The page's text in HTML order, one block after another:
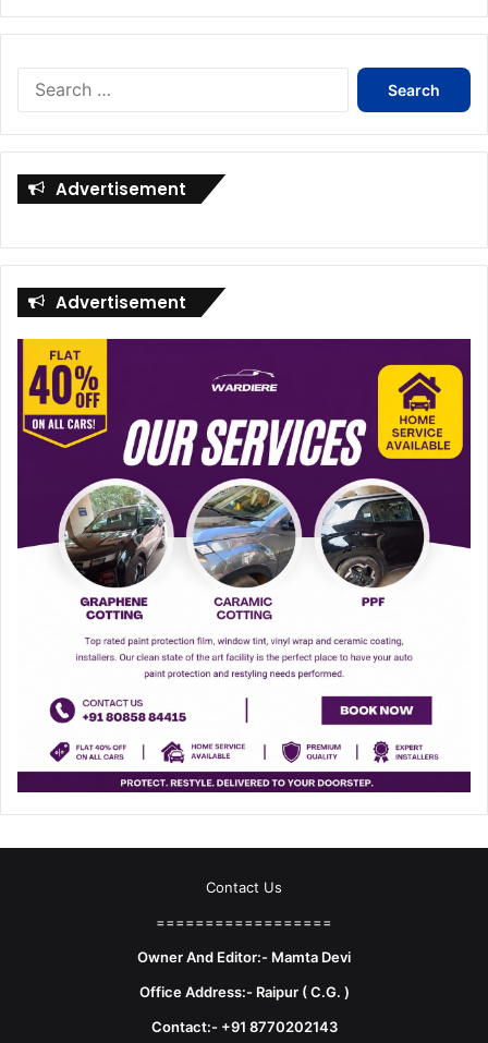
Search
Advertisement
Advertisement
Contact Us
==================
Owner And Editor:- Mamta Devi
Office Address:- Raipur ( C.G. )
Contact:- +91 8770202143